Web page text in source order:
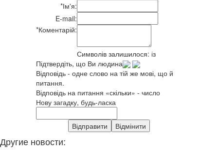
*Ім'я:
E-mail:
*Коментарій:
Символів залишилося: із
Підтвердіть, що Ви людина
Відповідь - одне слово на тій же мові, що й
питання.
Відповідь на питання «скільки» - число
Нову загадку, будь-ласка
Другие новости: